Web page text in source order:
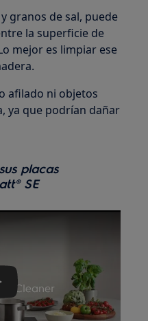
granos de sal, puede
la superficie de
mejor es limpiar ese
afilado ni objetos
ya que podrían dañar
placas
SE